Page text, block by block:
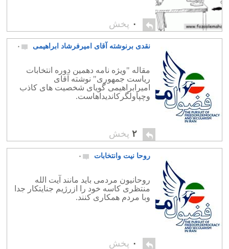
۰ پخش
نقدی برنوشته آقای امیرفرشاد ابراهیمی ۰
مقاله "ویژه نامه دهمین دوره انتخابات
ریاست جمهوری" نوشته آقای
امیرابراهیمی گویای شخصیت های کاذب
وچپاولگرکاندیداهاست.
۲ پخش
روحا نیت وانتخابات ۰
روحانیون مردمی باید مانند آیت الله
منتظری کاسه خود را ازرژیم جنایتکار جدا
وبا مردم همکاری کنند.
۰ پخش